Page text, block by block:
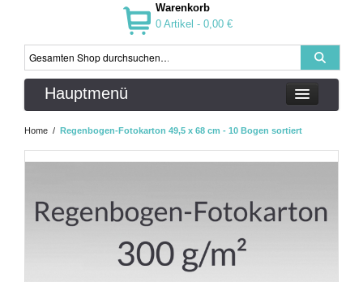
Warenkorb
0 Artikel - 0,00 €
Hauptmenü
Home / Regenbogen-Fotokarton 49,5 x 68 cm - 10 Bogen sortiert